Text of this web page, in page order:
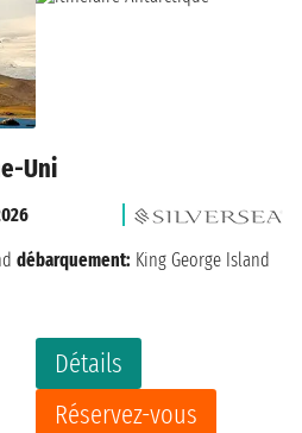
Uni
Détails
Réservez-vous
débarquement: King George Island